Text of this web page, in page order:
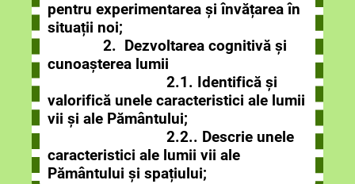
pentru experimentarea și învățarea în
situații noi;
2. Dezvoltarea cognitivă și
cunoașterea lumii
2.1. Identifică și
valorifică unele caracteristici ale lumii
vii și ale Pământului;
2.2.. Descrie unele
caracteristici ale lumii vii ale
Pământului și spațiului;